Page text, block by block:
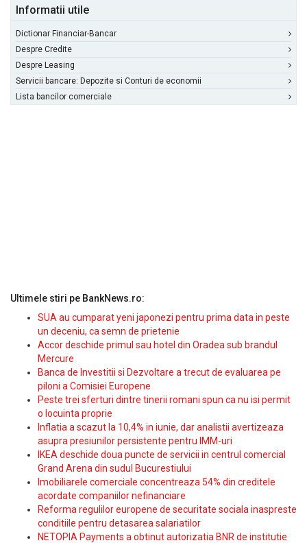
Informatii utile
Dictionar Financiar-Bancar
Despre Credite
Despre Leasing
Servicii bancare: Depozite si Conturi de economii
Lista bancilor comerciale
Ultimele stiri pe BankNews.ro:
SUA au cumparat yeni japonezi pentru prima data in peste
un deceniu, ca semn de prietenie
Accor deschide primul sau hotel din Oradea sub brandul
Mercure
Banca de Investitii si Dezvoltare a trecut de evaluarea pe
piloni a Comisiei Europene
Peste trei sferturi dintre tinerii romani spun ca nu isi permit
o locuinta proprie
Inflatia a scazut la 10,4% in iunie, dar analistii avertizeaza
asupra presiunilor persistente pentru IMM-uri
IKEA deschide doua puncte de servicii in centrul comercial
Grand Arena din sudul Bucurestiului
Imobiliarele comerciale concentreaza 54% din creditele
acordate companiilor nefinanciare
Reforma regulilor europene de securitate sociala inaspreste
conditiile pentru detasarea salariatilor
NETOPIA Payments a obtinut autorizatia BNR de institutie